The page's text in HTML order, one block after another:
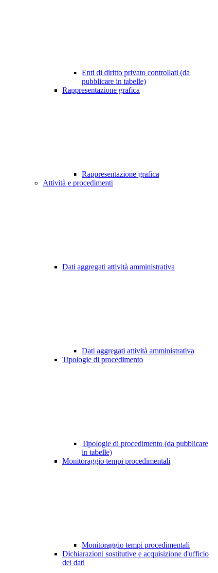
Enti di diritto privato controllati (da
pubblicare in tabelle)
Rappresentazione grafica
Rappresentazione grafica
Attività e procedimenti
Dati aggregati attività amministrativa
Dati aggregati attività amministrativa
Tipologie di procedimento
Tipologie di procedimento (da pubblicare
in tabelle)
Monitoraggio tempi procedimentali
Monitoraggio tempi procedimentali
Dichiarazioni sostitutive e acquisizione d'ufficio
dei dati